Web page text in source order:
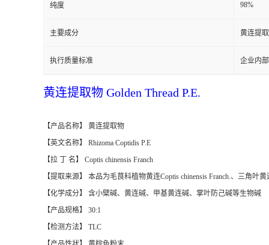
纯度 98%
主要成分 黄连提取
执行质量标准 企业内
黄连提取物 Golden Thread P.E.
【产品名称】 黄连提取物
【英文名称】 Rhizoma Coptidis P.E
【拉 丁 名】 Coptis chinensis Franch
【提取来源】 本品为毛茛科植物黄连Coptis chinensis Franch.、三角叶
【化学成分】 含小檗碱、黄连碱、甲基黄连碱、掌叶防己碱等生物碱
【产品规格】 30:1
【检测方法】 TLC